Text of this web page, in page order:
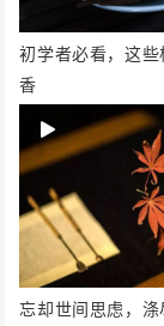
初学者必看，这
香
忘却世间思虑，